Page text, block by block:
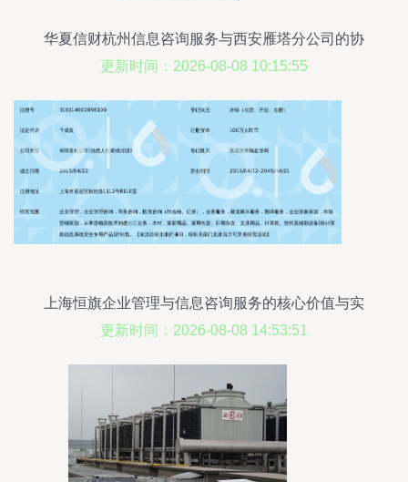
华夏信财杭州信息咨询服务与西安雁塔分公司的协
同发展
更新时间：2026-08-08 10:15:55
上海恒旗企业管理与信息咨询服务的核心价值与实
际应用
更新时间：2026-08-08 14:53:51